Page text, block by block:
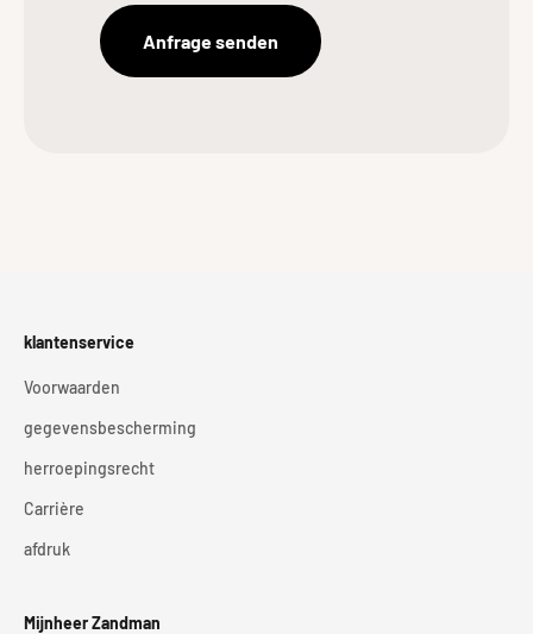
Anfrage senden
klantenservice
Voorwaarden
gegevensbescherming
herroepingsrecht
Carrière
afdruk
Mijnheer Zandman